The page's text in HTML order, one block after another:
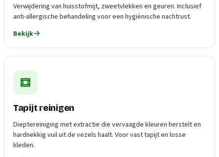
Verwijdering van huisstofmijt, zweetvlekken en geuren. Inclusief
anti-allergische behandeling voor een hygiënische nachtrust.
Bekijk
Tapijt reinigen
Dieptereiniging met extractie die vervaagde kleuren herstelt en
hardnekkig vuil uit de vezels haalt. Voor vast tapijt en losse
kleden.